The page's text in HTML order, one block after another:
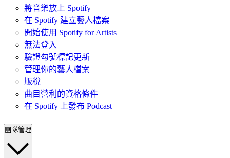
將音樂放上 Spotify
在 Spotify 建立藝人檔案
開始使用 Spotify for Artists
無法登入
驗證勾號標記更新
管理你的藝人檔案
版稅
曲目營利的資格條件
在 Spotify 上發布 Podcast
團隊管理